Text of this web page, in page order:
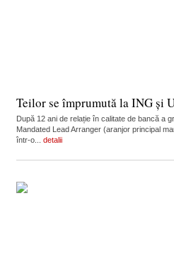
Teilor se împrumută la ING și
După 12 ani de relație în calitate de bancă a
Mandated Lead Arranger (aranjor principal
într-o... detalii